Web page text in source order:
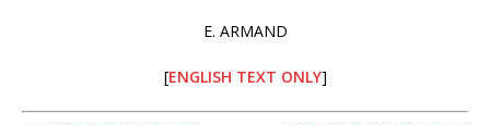
E. ARMAND
[ENGLISH TEXT ONLY]